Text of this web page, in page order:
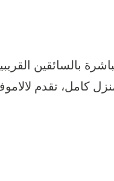
بالسائقين
كامل، تقدم